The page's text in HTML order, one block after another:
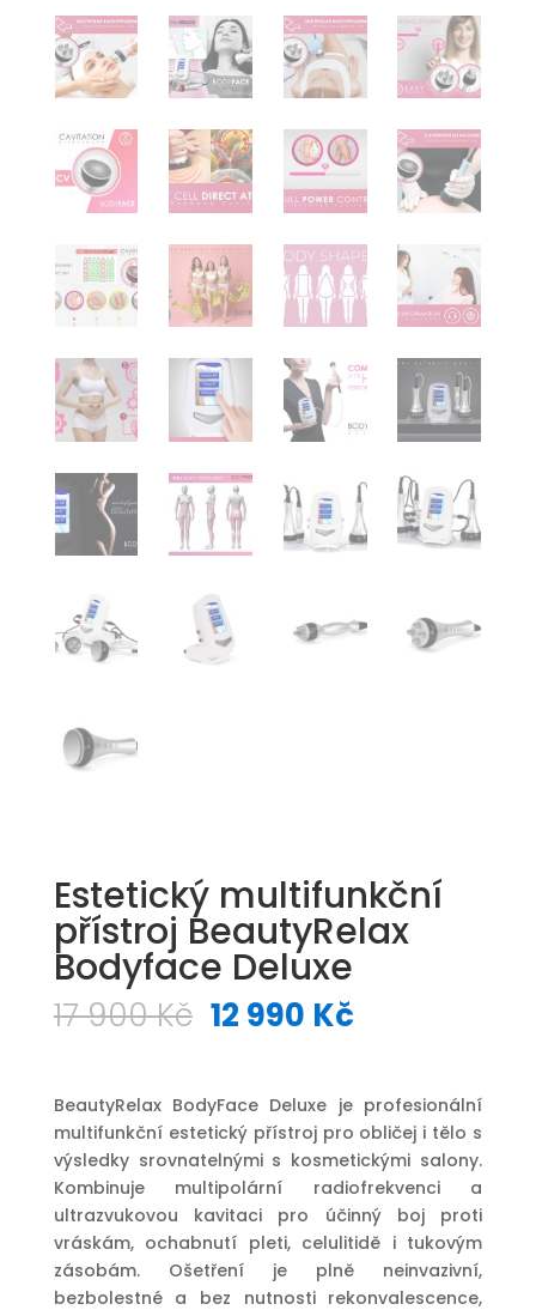
Estetický multifunkční
přístroj BeautyRelax
Bodyface Deluxe
17 900Kč Původní
17
900 Kč.
12 990 KčAktuální
12
990 Kč.
BeautyRelax BodyFace Deluxe je profesionální
multifunkční estetický přístroj pro obličej i tělo s
výsledky srovnatelnými s kosmetickými salony.
Kombinuje multipolární radiofrekvenci a
ultrazvukovou kavitaci pro účinný boj proti
vráskám, ochabnutí pleti, celulitidě i tukovým
zásobám. Ošetření je plně neinvazivní,
bezbolestné a bez nutnosti rekonvalescence,